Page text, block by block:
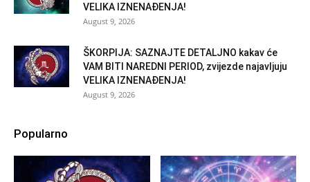
VELIKA IZNENAĐENJA!
August 9, 2026
ŠKORPIJA: SAZNAJTE DETALJNO kakav će
VAM BITI NAREDNI PERIOD, zvijezde najavljuju
VELIKA IZNENAĐENJA!
August 9, 2026
Popularno